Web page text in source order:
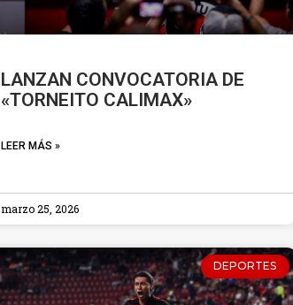
LANZAN CONVOCATORIA DE
«TORNEITO CALIMAX»
LEER MÁS »
marzo 25, 2026
DEPORTES